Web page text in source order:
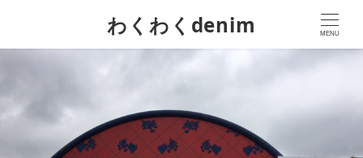
わくわくdenim MENU